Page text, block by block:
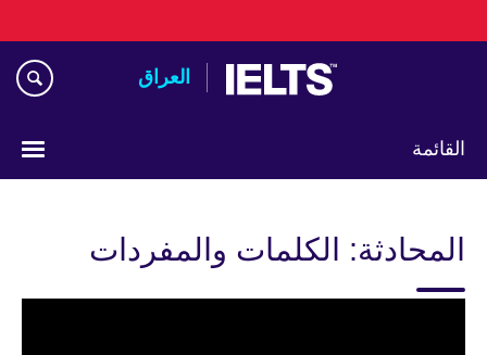
to
العراق
القائمة
المحادثة: الكلمات والمفردات